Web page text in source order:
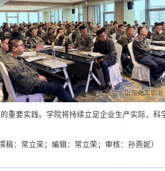
重要实践。学院将持续立足企业生产实际，
撰稿：常立荣；编辑：常立荣；审核：孙燕妮）